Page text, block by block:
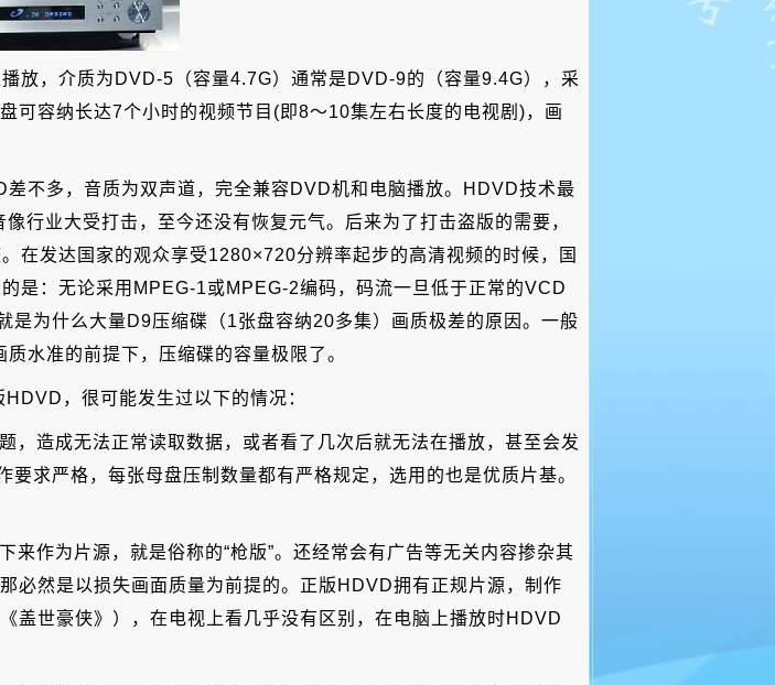
放，介质为DVD-5（容量4.7G）通常是DVD-9的（容量9.4G），采
可容纳长达7个小时的视频节目(即8～10集左右长度的电视剧)，画
不多，音质为双声道，完全兼容DVD机和电脑播放。HDVD技术最
行业大受打击，至今还没有恢复元气。后来为了打击盗版的需要，
在发达国家的观众享受1280×720分辨率起步的高清视频的时候，国
是：无论采用MPEG-1或MPEG-2编码，码流一旦低于正常的VCD
为什么大量D9压缩碟（1张盘容纳20多集）画质极差的原因。一般
水准的前提下，压缩碟的容量极限了。
，很可能发生过以下的情况：
，造成无法正常读取数据，或者看了几次后就无法在播放，甚至会发
求严格，每张母盘压制数量都有严格规定，选用的也是优质片基。
作为片源，就是俗称的“枪版”。还经常会有广告等无关内容掺杂其
必然是以损失画面质量为前提的。正版HDVD拥有正规片源，制作
盖世豪侠》），在电视上看几乎没有区别，在电脑上播放时HDVD